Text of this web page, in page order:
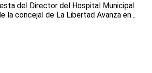
del Director del Hospital Municipal
la concejal de La Libertad Avanza en...